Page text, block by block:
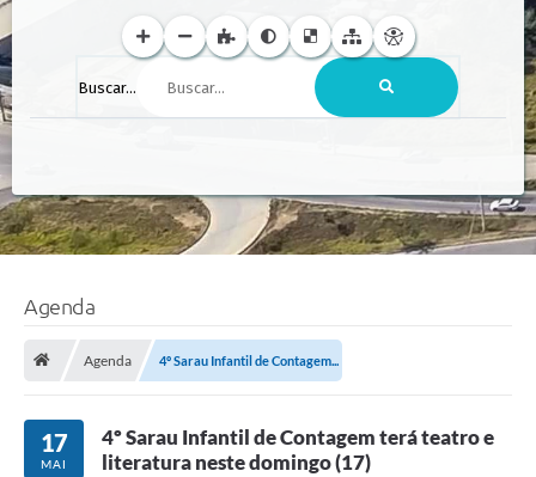
Buscar...
Agenda
Agenda 4º Sarau Infantil de Contagem...
17
MAI
4º Sarau Infantil de Contagem terá teatro e
literatura neste domingo (17)